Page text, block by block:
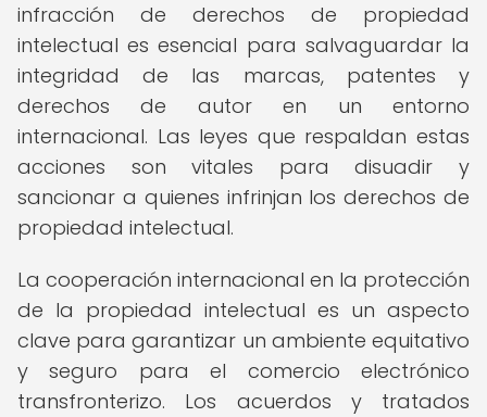
infracción de derechos de propiedad
intelectual es esencial para salvaguardar la
integridad de las marcas, patentes y
derechos de autor en un entorno
internacional. Las leyes que respaldan estas
acciones son vitales para disuadir y
sancionar a quienes infrinjan los derechos de
propiedad intelectual.
La cooperación internacional en la protección
de la propiedad intelectual es un aspecto
clave para garantizar un ambiente equitativo
y seguro para el comercio electrónico
transfronterizo. Los acuerdos y tratados